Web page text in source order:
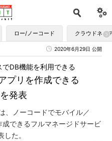
ロー/ノーコード クラウドネイ
2020年6月29日 公開
プリを作成できる
発表
DB機能を利用できる
、ノーコードでモバイル／
できるフルマネージドサービ
た。